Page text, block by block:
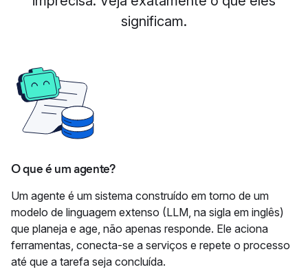
significam.
O que é um agente?
Um agente é um sistema construído em torno de um
modelo de linguagem extenso (LLM, na sigla em inglês)
que planeja e age, não apenas responde. Ele aciona
ferramentas, conecta-se a serviços e repete o processo
até que a tarefa seja concluída.